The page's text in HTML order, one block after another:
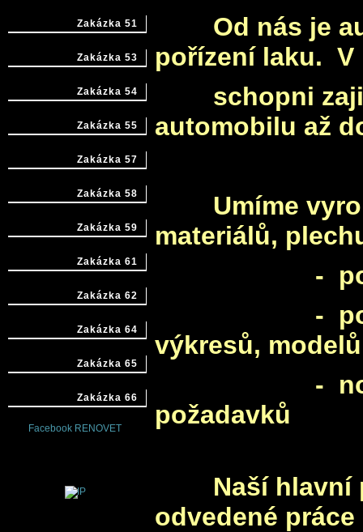
Zakázka 51
Zakázka 53
Zakázka 54
Zakázka 55
Zakázka 57
Zakázka 58
Zakázka 59
Zakázka 61
Zakázka 62
Zakázka 64
Zakázka 65
Zakázka 66
Facebook RENOVET
Od nás je
pořízení laku. V
schopni
automobilu až
Umíme
materiálů,
- podle
- podle
výkresů,
- nově na
požadavků
Naší hlavní
odvedené práce